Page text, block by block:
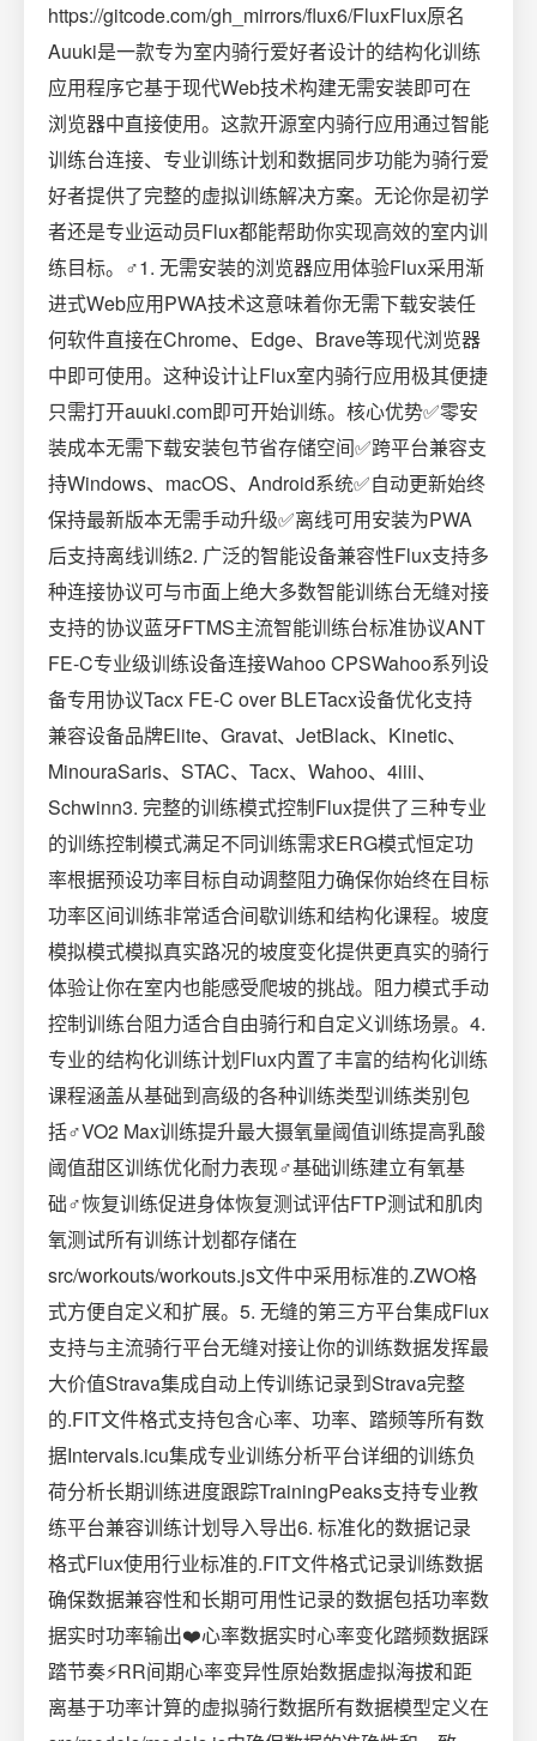
https://gitcode.com/gh_mirrors/flux6/FluxFlux原名
Auuki是一款专为室内骑行爱好者设计的结构化训练
应用程序它基于现代Web技术构建无需安装即可在
浏览器中直接使用。这款开源室内骑行应用通过智能
训练台连接、专业训练计划和数据同步功能为骑行爱
好者提供了完整的虚拟训练解决方案。无论你是初学
者还是专业运动员Flux都能帮助你实现高效的室内训
练目标。‍♂️1. 无需安装的浏览器应用体验Flux采用渐
进式Web应用PWA技术这意味着你无需下载安装任
何软件直接在Chrome、Edge、Brave等现代浏览器
中即可使用。这种设计让Flux室内骑行应用极其便捷
只需打开auuki.com即可开始训练。核心优势✅零安
装成本无需下载安装包节省存储空间✅跨平台兼容支
持Windows、macOS、Android系统✅自动更新始终
保持最新版本无需手动升级✅离线可用安装为PWA
后支持离线训练2. 广泛的智能设备兼容性Flux支持多
种连接协议可与市面上绝大多数智能训练台无缝对接
支持的协议蓝牙FTMS主流智能训练台标准协议ANT
FE-C专业级训练设备连接Wahoo CPSWahoo系列设
备专用协议Tacx FE-C over BLETacx设备优化支持
兼容设备品牌Elite、Gravat、JetBlack、Kinetic、
MinouraSaris、STAC、Tacx、Wahoo、4iiii、
Schwinn3. 完整的训练模式控制Flux提供了三种专业
的训练控制模式满足不同训练需求ERG模式恒定功
率根据预设功率目标自动调整阻力确保你始终在目标
功率区间训练非常适合间歇训练和结构化课程。坡度
模拟模式模拟真实路况的坡度变化提供更真实的骑行
体验让你在室内也能感受爬坡的挑战。阻力模式手动
控制训练台阻力适合自由骑行和自定义训练场景。4.
专业的结构化训练计划Flux内置了丰富的结构化训练
课程涵盖从基础到高级的各种训练类型训练类别包
括‍♂️VO2 Max训练提升最大摄氧量阈值训练提高乳酸
阈值甜区训练优化耐力表现️‍♂️基础训练建立有氧基
础‍♂️恢复训练促进身体恢复测试评估FTP测试和肌肉
氧测试所有训练计划都存储在
src/workouts/workouts.js文件中采用标准的.ZWO格
式方便自定义和扩展。5. 无缝的第三方平台集成Flux
支持与主流骑行平台无缝对接让你的训练数据发挥最
大价值Strava集成自动上传训练记录到Strava完整
的.FIT文件格式支持包含心率、功率、踏频等所有数
据Intervals.icu集成专业训练分析平台详细的训练负
荷分析长期训练进度跟踪TrainingPeaks支持专业教
练平台兼容训练计划导入导出6. 标准化的数据记录
格式Flux使用行业标准的.FIT文件格式记录训练数据
确保数据兼容性和长期可用性记录的数据包括功率数
据实时功率输出❤️心率数据实时心率变化踏频数据踩
踏节奏⚡RR间期心率变异性原始数据️虚拟海拔和距
离基于功率计算的虚拟骑行数据所有数据模型定义在